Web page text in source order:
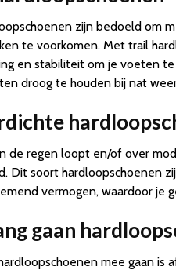
zijn bedoeld om
te voorkomen. Met trail
en stabiliteit om je voeten
droog te houden bij nat
de regen loopt en/of over
Dit soort hardloopschoenen
vermogen, waardoor je
gaan
mee gaan is